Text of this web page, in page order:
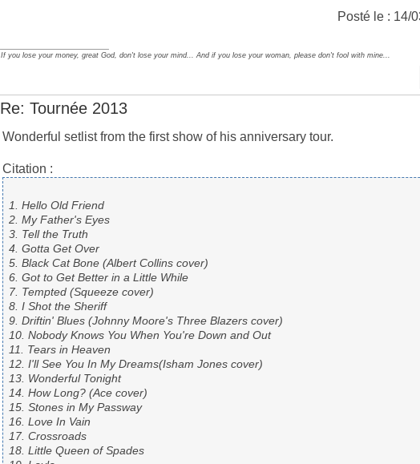
Posté le : 14/
If you lose your money, great God, don't lose your mind... And if you lose your woman, please don't fool with mine...
Re: Tournée 2013
Wonderful setlist from the first show of his anniversary tour.
Citation :
1. Hello Old Friend
2. My Father's Eyes
3. Tell the Truth
4. Gotta Get Over
5. Black Cat Bone (Albert Collins cover)
6. Got to Get Better in a Little While
7. Tempted (Squeeze cover)
8. I Shot the Sheriff
9. Driftin' Blues (Johnny Moore's Three Blazers cover)
10. Nobody Knows You When You're Down and Out
11. Tears in Heaven
12. I'll See You In My Dreams(Isham Jones cover)
13. Wonderful Tonight
14. How Long? (Ace cover)
15. Stones in My Passway
16. Love In Vain
17. Crossroads
18. Little Queen of Spades